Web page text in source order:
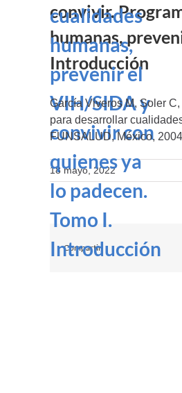
cualidades
humanas,
prevenir el
VIH/SIDA y
convivir con
quienes ya
lo padecen.
Tomo I.
Introducción
convivir.
humanas,
Introducción
García Viveros M, Soler
para desarrollar
FUNSALUD, México,
18 mayo, 2022
Compartir